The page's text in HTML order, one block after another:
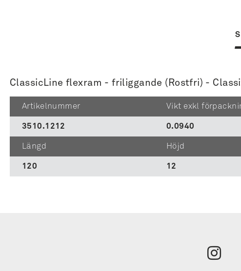
ClassicLine flexram - friliggande (Rostfri) -
Artikelnummer
3510.1212
Vikt exkl
0.0940
Längd
120
Höjd
12